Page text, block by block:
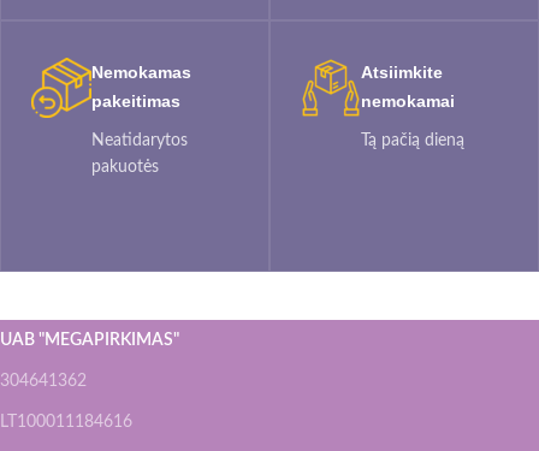
Atsiimkite
nemokamai
Tą pačią dieną
Nemokamas
pakeitimas
Neatidarytos
pakuotės
UAB "MEGAPIRKIMAS"
304641362
LT100011184616